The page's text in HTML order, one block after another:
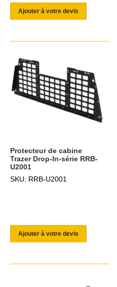
Ajouter à votre devis
Protecteur de cabine
Trazer Drop-In-série RRB-
U2001
SKU: RRB-U2001
Ajouter à votre devis